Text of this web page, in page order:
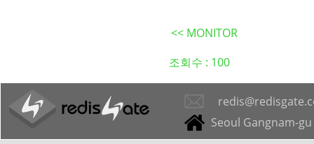
<< MONITOR
조회수 : 100
Seoul Gangnam-